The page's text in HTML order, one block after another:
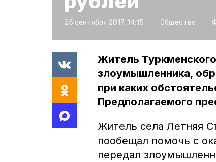
25 сентября 2017, 14:15 Общество
Житель
злоумышленника,
при каких
Предполагаемого
Житель села Летняя
пообещал помочь с
передал